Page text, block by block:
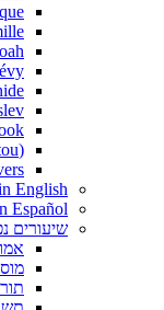
(Rav Askenazi (Manitou
English
Español
שיעורים